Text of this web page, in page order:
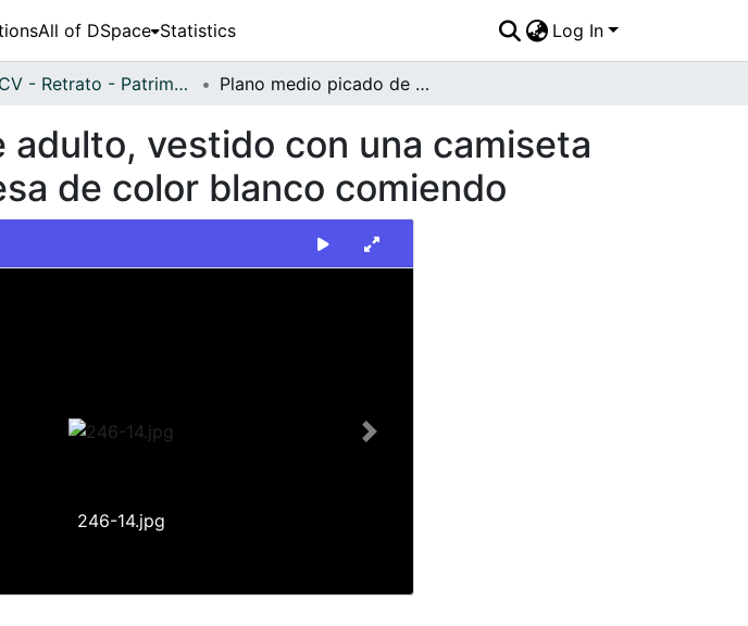
All of DSpace Statistics Log In
FCCV - Retrato - Patrimonial Plano medio picado de un hombre adulto, vestido con una camiseta de color verde sentado en una mesa de color blanco comiendo
vestido con una camiseta
de color blanco comiendo
246-14.jpg
Next